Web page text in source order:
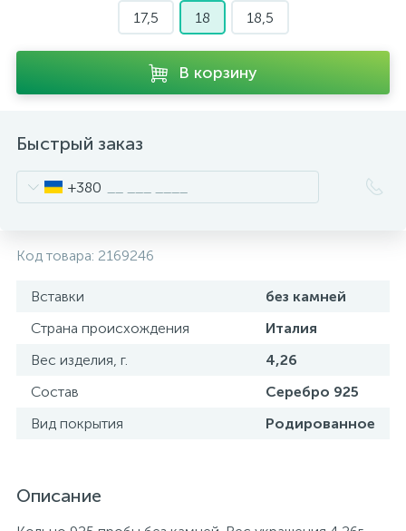
17,5
18 18,5
В корзину
Быстрый заказ
+380
Код товара: 2169246
Вставки
без камней
Страна происхождения
Италия
Вес изделия, г.
4,26
Состав
Серебро 925
Вид покрытия
Родированное
Описание